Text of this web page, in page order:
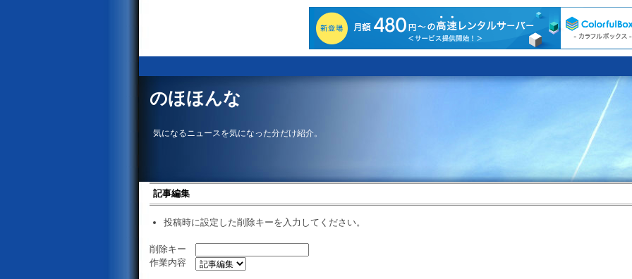
のほほんな
気になるニュースを気になった分だけ紹介。
記事編集
投稿時に設定した削除キーを入力してください。
削除キー
作業内容